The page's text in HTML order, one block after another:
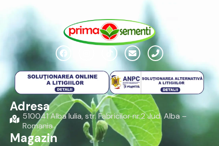
Adresa
510041 Alba Iulia, str. Fabricilor nr.2 Jud. Alba –
Romania
Magazin